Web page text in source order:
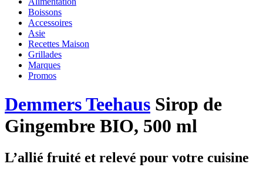
Boissons
Accessoires
Asie
Recettes Maison
Grillades
Marques
Promos
Demmers Teehaus Sirop de
Gingembre BIO, 500 ml
L’allié fruité et relevé pour votre cuisine